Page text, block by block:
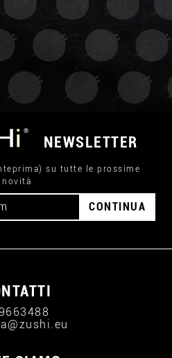
NEWSLETTER
su tutte le prossime
novità
CONTINUA